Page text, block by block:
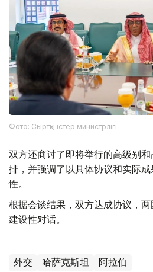
Фото: Сыртқы істер министрлігі
双方还商讨了即将举行的高级别
排，并强调了以具体协议和实际
性。
根据会谈结果，双方达成协议，
建设性对话。
外交 哈萨克斯坦 阿拉伯